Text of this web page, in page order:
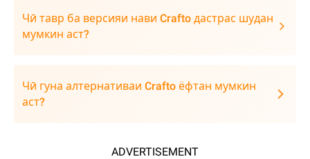
Чӣ тавр ба версияи нави Crafto дастрас шудан
мумкин аст?
Чӣ гуна алтернативаи Crafto ёфтан мумкин
аст?
ADVERTISEMENT